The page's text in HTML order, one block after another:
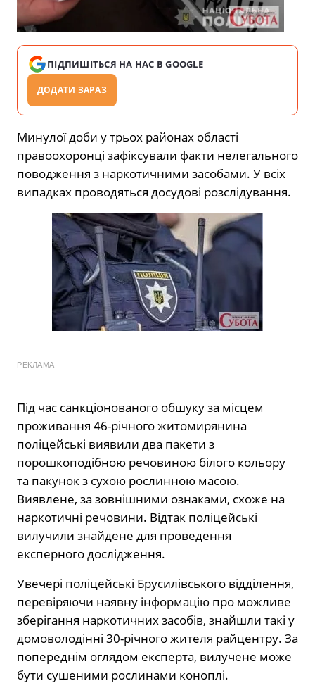
ПІДПИШІТЬСЯ НА НАС В GOOGLE
ДОДАТИ ЗАРАЗ
Минулої доби у трьох районах області
правоохоронці зафіксували факти нелегального
поводження з наркотичними засобами. У всіх
випадках проводяться досудові розслідування.
РЕКЛАМА
Під час санкціонованого обшуку за місцем
проживання 46-річного житомирянина
поліцейські виявили два пакети з
порошкоподібною речовиною білого кольору
та пакунок з сухою рослинною масою.
Виявлене, за зовнішними ознаками, схоже на
наркотичні речовини. Відтак поліцейські
вилучили знайдене для проведення
експерного дослідження.
Увечері поліцейські Брусилівського відділення,
перевіряючи наявну інформацію про можливе
зберігання наркотичних засобів, знайшли такі у
домоволодінні 30-річного жителя райцентру. За
попереднім оглядом експерта, вилучене може
бути сушеними рослинами коноплі.